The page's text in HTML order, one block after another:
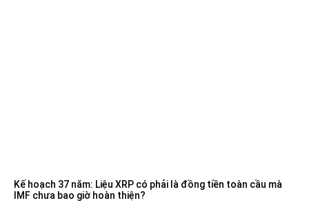
Kế hoạch 37 năm: Liệu XRP có phải là đồng tiền toàn cầu mà
IMF chưa bao giờ hoàn thiện?